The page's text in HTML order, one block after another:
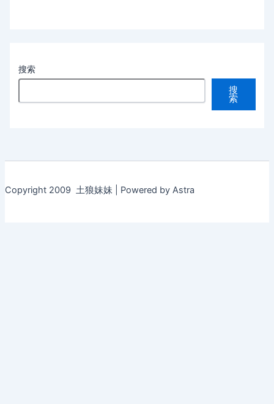
搜索
搜
索
Copyright 2009 土狼妹妹 | Powered by Astra